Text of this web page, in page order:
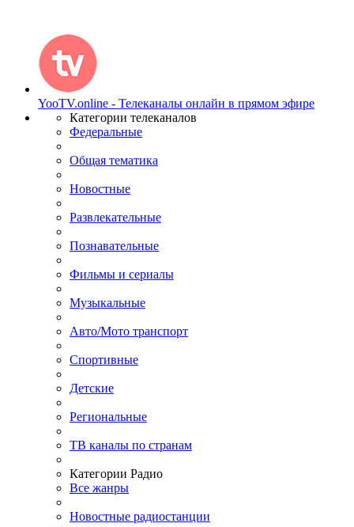
YooTV.online - Телеканалы онлайн в прямом эфире
Категории телеканалов
Федеральные
Общая тематика
Новостные
Развлекательные
Познавательные
Фильмы и сериалы
Музыкальные
Авто/Мото транспорт
Спортивные
Детские
Региональные
ТВ каналы по странам
Категории Радио
Все жанры
Новостные радиостанции